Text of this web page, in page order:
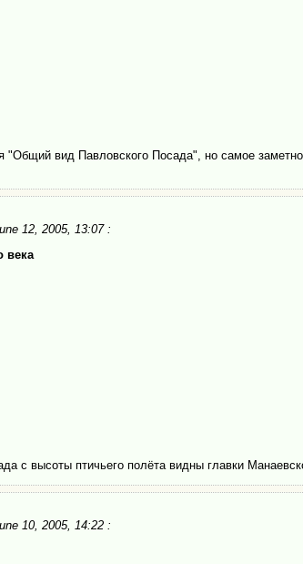
"Общий вид Павловского Посада", но самое
12, 2005, 13:07 :
века
с высоты птичьего полёта видны главки
10, 2005, 14:22 :